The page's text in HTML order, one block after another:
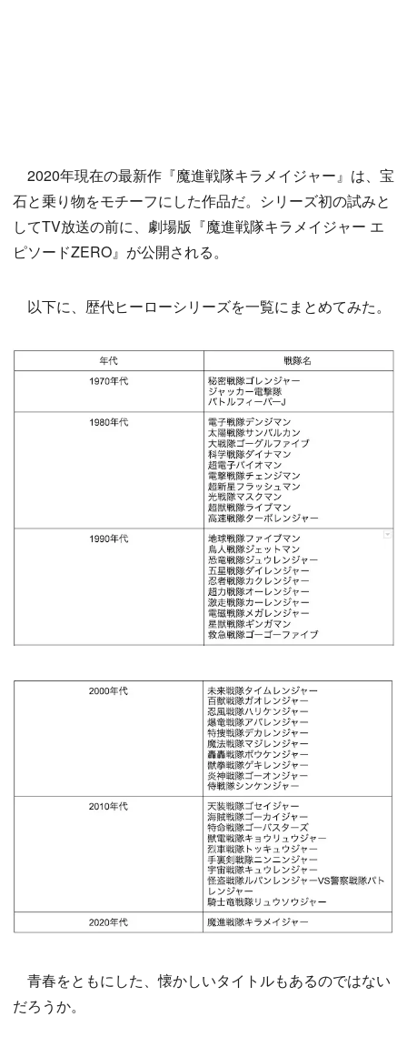
2020年現在の最新作『魔進戦隊キラメイジャー』は、宝
石と乗り物をモチーフにした作品だ。シリーズ初の試みと
してTV放送の前に、劇場版『魔進戦隊キラメイジャー エ
ピソードZERO』が公開される。
以下に、歴代ヒーローシリーズを一覧にまとめてみた。
青春をともにした、懐かしいタイトルもあるのではない
だろうか。